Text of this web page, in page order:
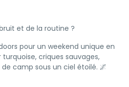
et de la routine ?
pour un weekend unique en
criques sauvages,
camp sous un ciel étoilé. 🌌